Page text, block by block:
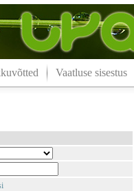
Vaatluse sisestus